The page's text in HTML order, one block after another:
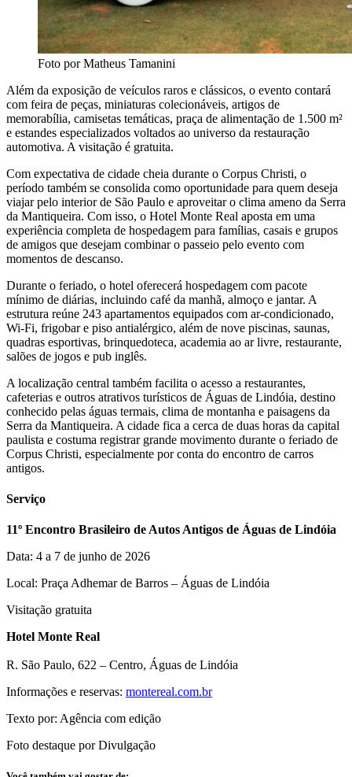
Foto por Matheus Tamanini
Além da exposição de veículos raros e clássicos, o evento contará
com feira de peças, miniaturas colecionáveis, artigos de
memorabília, camisetas temáticas, praça de alimentação de 1.500 m²
e estandes especializados voltados ao universo da restauração
automotiva. A visitação é gratuita.
Com expectativa de cidade cheia durante o Corpus Christi, o
período também se consolida como oportunidade para quem deseja
viajar pelo interior de São Paulo e aproveitar o clima ameno da Serra
da Mantiqueira. Com isso, o Hotel Monte Real aposta em uma
experiência completa de hospedagem para famílias, casais e grupos
de amigos que desejam combinar o passeio pelo evento com
momentos de descanso.
Durante o feriado, o hotel oferecerá hospedagem com pacote
mínimo de diárias, incluindo café da manhã, almoço e jantar. A
estrutura reúne 243 apartamentos equipados com ar-condicionado,
Wi-Fi, frigobar e piso antialérgico, além de nove piscinas, saunas,
quadras esportivas, brinquedoteca, academia ao ar livre, restaurante,
salões de jogos e pub inglês.
A localização central também facilita o acesso a restaurantes,
cafeterias e outros atrativos turísticos de Águas de Lindóia, destino
conhecido pelas águas termais, clima de montanha e paisagens da
Serra da Mantiqueira. A cidade fica a cerca de duas horas da capital
paulista e costuma registrar grande movimento durante o feriado de
Corpus Christi, especialmente por conta do encontro de carros
antigos.
Serviço
11º Encontro Brasileiro de Autos Antigos de Águas de Lindóia
Data: 4 a 7 de junho de 2026
Local: Praça Adhemar de Barros – Águas de Lindóia
Visitação gratuita
Hotel Monte Real
R. São Paulo, 622 – Centro, Águas de Lindóia
Informações e reservas: montereal.com.br
Texto por: Agência com edição
Foto destaque por Divulgação